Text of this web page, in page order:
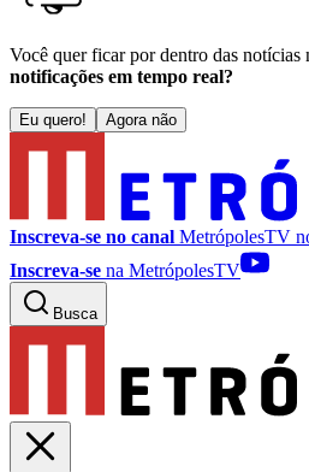
Você quer ficar por dentro das notícias
notificações em tempo real?
Eu quero! Agora não
Inscreva-se no canal MetrópolesTV
Inscreva-se na MetrópolesTV
Busca